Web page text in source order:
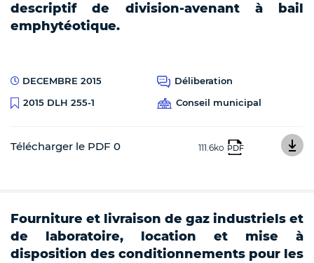
descriptif de division-avenant à bail
emphytéotique.
DECEMBRE 2015
Déliberation
2015 DLH 255-1
Conseil municipal
Télécharger le PDF 0 111.6ko PDF
Fourniture et livraison de gaz industriels et
de laboratoire, location et mise à
disposition des conditionnements pour les